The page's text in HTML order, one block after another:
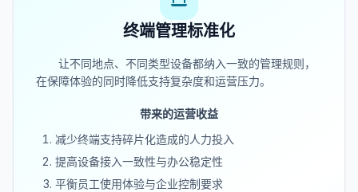
终端管理标准化
让不同地点、不同类型设备都纳入一致的管理规则，
在保障体验的同时降低支持复杂度和运营压力。
带来的运营收益
减少终端支持碎片化造成的人力投入
提高设备接入一致性与办公稳定性
平衡员工使用体验与企业控制要求